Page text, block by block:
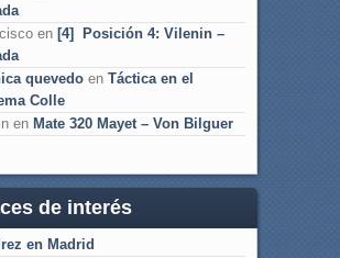
en [4] Posición 4: Vilenin –
quevedoen Táctica en el
Colle
en Mate 320 Mayet – Von Bilguer
de interés
en Madrid